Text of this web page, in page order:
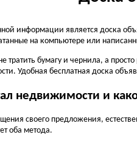
информации является доска
на компьютере или
тратить бумагу и чернила, а
Удобная бесплатная доска
недвижимости и
своего предложения,
оба метода.